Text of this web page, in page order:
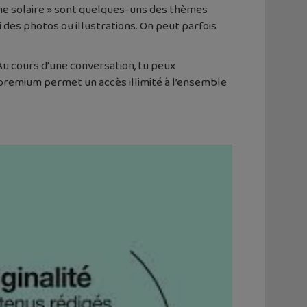
solaire » sont quelques-uns des thèmes
des photos ou illustrations. On peut parfois
d’une conversation, tu peux
permet un accès illimité à l’ensemble